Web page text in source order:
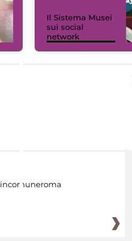
Il Sistema Musei
sui social
network